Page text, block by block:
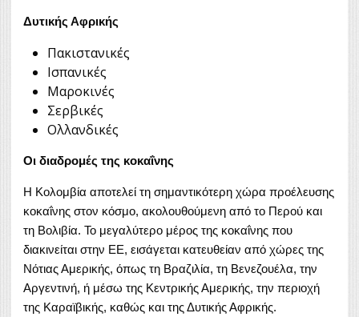
Δυτικής Αφρικής
Πακιστανικές
Ισπανικές
Μαροκινές
Σερβικές
Ολλανδικές
Οι διαδρομές της κοκαΐνης
Η Κολομβία αποτελεί τη σημαντικότερη χώρα προέλευσης
κοκαΐνης στον κόσμο, ακολουθούμενη από το Περού και
τη Βολιβία. Το μεγαλύτερο μέρος της κοκαΐνης που
διακινείται στην ΕΕ, εισάγεται κατευθείαν από χώρες της
Νότιας Αμερικής, όπως τη Βραζιλία, τη Βενεζουέλα, την
Αργεντινή, ή μέσω της Κεντρικής Αμερικής, την περιοχή
της Καραϊβικής, καθώς και της Δυτικής Αφρικής.